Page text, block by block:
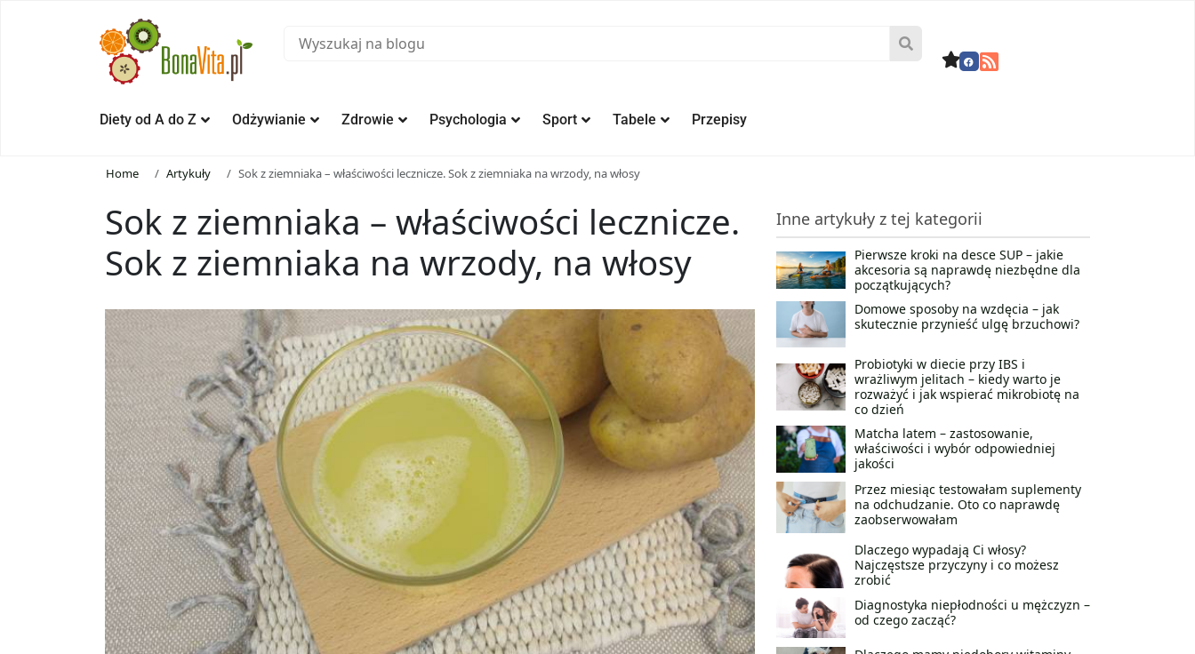
Diety od A do Z Odżywianie Zdrowie Psychologia Sport Tabele Przepisy
Home Artykuły Sok z ziemniaka – właściwości lecznicze. Sok z ziemniaka na wrzody, na włosy
Sok z ziemniaka – właściwości lecznicze.
Sok z ziemniaka na wrzody, na włosy
Inne artykuły z tej kategorii
Pierwsze kroki na desce SUP – jakie
akcesoria są naprawdę niezbędne dla
początkujących?
Domowe sposoby na wzdęcia – jak
skutecznie przynieść ulgę brzuchowi?
Probiotyki w diecie przy IBS i
wrażliwym jelitach – kiedy warto je
rozważyć i jak wspierać mikrobiotę na
co dzień
Matcha latem – zastosowanie,
właściwości i wybór odpowiedniej
jakości
Przez miesiąc testowałam suplementy
na odchudzanie. Oto co naprawdę
zaobserwowałam
Dlaczego wypadają Ci włosy?
Najczęstsze przyczyny i co możesz
zrobić
Diagnostyka niepłodności u mężczyzn –
od czego zacząć?